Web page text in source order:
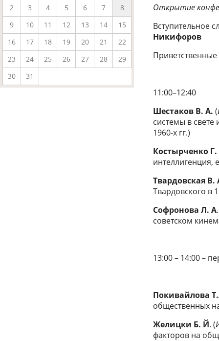
2
3 4 5 6 7
8
9
10 11 12 13 14
15
16
17 18 19 20 21
22
23
24 25 26 27 28
29
30
31
Открытие
Вступительное
Никифоров
11:00–12:40
Шестаков В. А. (
системы в
1960-х гг.)
Костырченко
интеллигенция,
Твардовская В.
Твардовского в
Софронова Л. А
советском
13:00 – 14:00 –
Покивайлова
общественных
Желицки Б. Й. (
факторов на